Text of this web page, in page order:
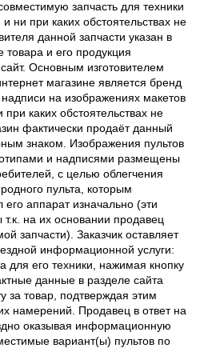
запчасть для техники
ни при каких обстоятельствах не
данной запчасти указан в
товара и его продукция
Основным изготовителем
магазине является бренд
на изображениях макетов
при каких обстоятельствах не
фактически продаёт данный
знаком. Изображения пультов
и надписями размещены
с целью облегчения
пульта, которым
его аппарат изначально (эти
на их основании продавец
запчасти). Заказчик оставляет
информационной услуги:
для его техники, нажимая кнопку
данные в разделе сайта
за товар, подтверждая этим
намерений. Продавец в ответ на
оказывая информационную
вариант(ы) пультов по